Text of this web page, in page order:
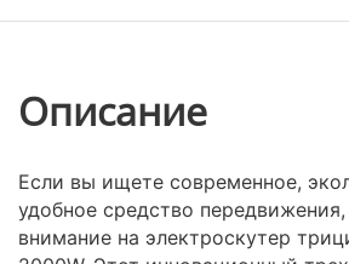
Описание
Если вы ищете современное,
удобное средство
внимание на электроскутер